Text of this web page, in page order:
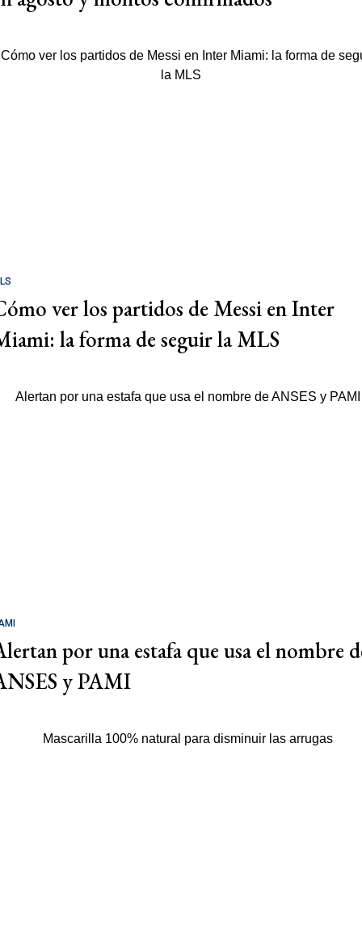
ver los partidos de Messi en Inter
la forma de seguir la MLS
por una estafa que usa el nombre
y PAMI